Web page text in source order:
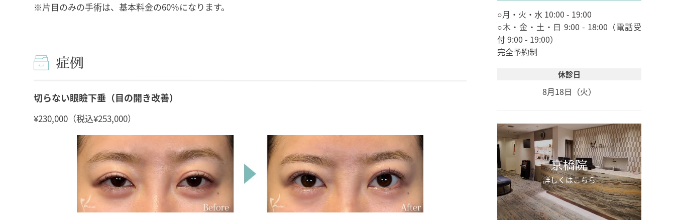
※片目のみの手術は、基本料金の60％になります。
症例
切らない眼瞼下垂（目の開き改善）
¥230,000（税込¥253,000）
○月・火・水 10:00 - 19:00
○木・金・土・日 9:00 - 18:00（電話受
付 9:00 - 19:00）
完全予約制
休診日
8月18日（火）
京橋院
詳しくはこちら